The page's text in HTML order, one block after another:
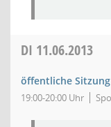
DI 11.06.2013
öffentliche Sitzung
19:00-20:00 Uhr